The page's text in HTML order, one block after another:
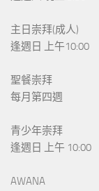
主日崇拜(成人)
逢週日 上午10:00
聖餐崇拜
每月第四週
青少年崇拜
逢週日 上午 10:00
AWANA